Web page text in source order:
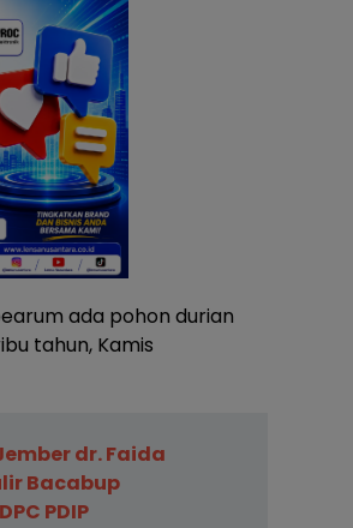
ada pohon durian
tahun, Kamis
dr. Faida
Bacabup
PDIP